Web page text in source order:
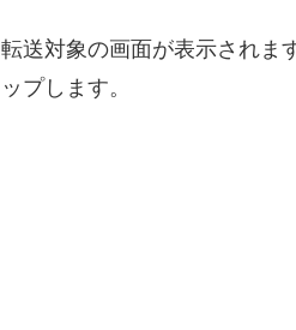
転送対象の画面が表示されま
ップします。